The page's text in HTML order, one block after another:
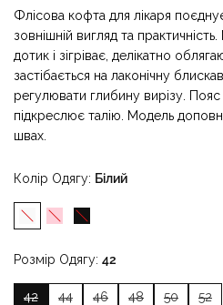
Флісова кофта для лікаря
зовнішній вигляд та
дотик і зігріває, делікатно
застібається на лаконічну
регулювати глибину вирізу. Пояс
підкреслює талію. Модель
швах.
Колір Одягу Білий
Розмір Одягу 42
42 44 46 48 50 52